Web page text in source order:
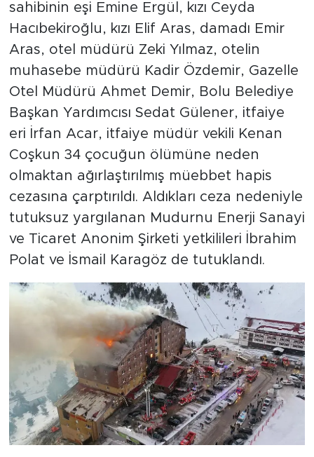
sahibinin eşi Emine Ergül, kızı Ceyda
Hacıbekiroğlu, kızı Elif Aras, damadı Emir
Aras, otel müdürü Zeki Yılmaz, otelin
muhasebe müdürü Kadir Özdemir, Gazelle
Otel Müdürü Ahmet Demir, Bolu Belediye
Başkan Yardımcısı Sedat Gülener, itfaiye
eri İrfan Acar, itfaiye müdür vekili Kenan
Coşkun 34 çocuğun ölümüne neden
olmaktan ağırlaştırılmış müebbet hapis
cezasına çarptırıldı. Aldıkları ceza nedeniyle
tutuksuz yargılanan Mudurnu Enerji Sanayi
ve Ticaret Anonim Şirketi yetkilileri İbrahim
Polat ve İsmail Karagöz de tutuklandı.